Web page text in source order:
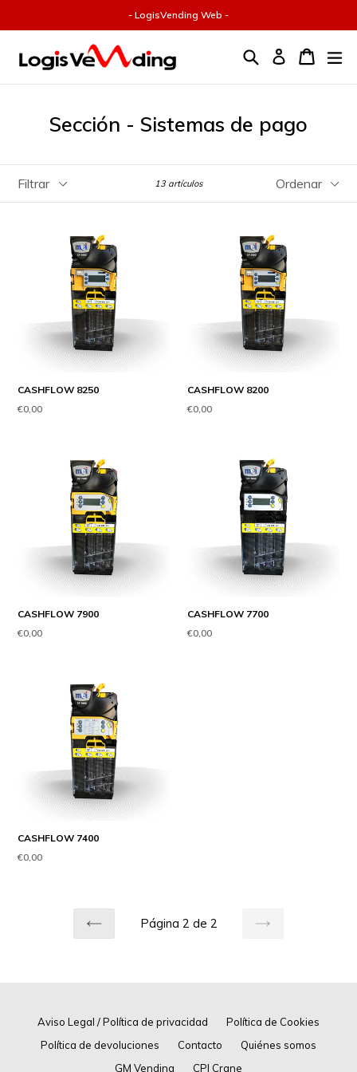
contenido
- LogisVending Web -
Buscar Entrar Carrito
Sección - Sistemas de pago
13 artículos
CASHFLOW 8250
Precio
€0,00
CASHFLOW 8200
Precio
€0,00
CASHFLOW 7900
Precio
€0,00
CASHFLOW 7700
Precio
€0,00
CASHFLOW 7400
Precio
€0,00
ANTERIOR
Página 2 de 2
Aviso Legal / Política de privacidad
Política de Cookies
Política de devoluciones
Contacto
Quiénes somos
GM Vending
CPI Crane